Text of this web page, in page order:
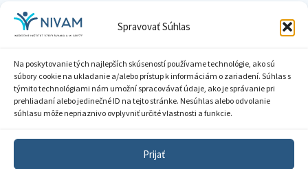
Spravovať Súhlas
Na poskytovanie tých najlepších skúseností používame technológie, ako sú
súbory cookie na ukladanie a/alebo prístup k informáciám o zariadení. Súhlas s
týmito technológiami nám umožní spracovávať údaje, ako je správanie pri
prehliadaní alebo jedinečné ID na tejto stránke. Nesúhlas alebo odvolanie
súhlasu môže nepriaznivo ovplyvniť určité vlastnosti a funkcie.
Prijať
IČO: 00164348
DIČ: 2020798714
Zásady ochrany súkromia
Sprístupnenie informácií